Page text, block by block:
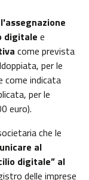
l'assegnazione
digitale e
come prevista
per le
come indicata
per le
euro).
che le
al
digitale” al
delle imprese